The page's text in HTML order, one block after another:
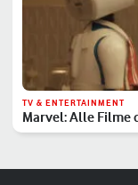
TV & ENTERTAINMENT
Marvel: Alle Filme
Reihenfolge